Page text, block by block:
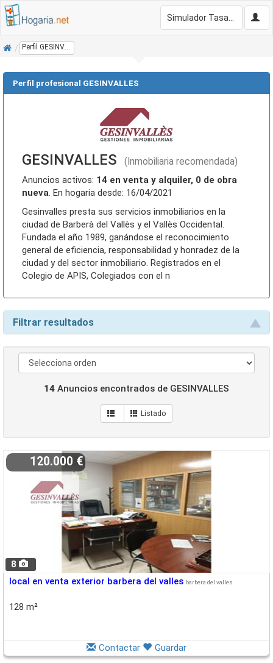
Inicio
Perfil profesional GESINVALLES
GESINVALLES
(Inmobiliaria recomendada)
Anuncios activos: 14 en venta y alquiler, 0 de obra
nueva. En hogaria desde: 16/04/2021
Gesinvalles presta sus servicios inmobiliarios en la
ciudad de Barberà del Vallès y el Vallès Occidental.
Fundada el año 1989, ganándose el reconocimiento
general de eficiencia, responsabilidad y honradez de la
ciudad y del sector inmobiliario. Registrados en el
Colegio de APIS, Colegiados con el n
Filtrar resultados
14 Anuncios encontrados de GESINVALLES
8
120.000 €
local en venta exterior barbera del valles barbera del valles
128 m²
Contactar Guardar